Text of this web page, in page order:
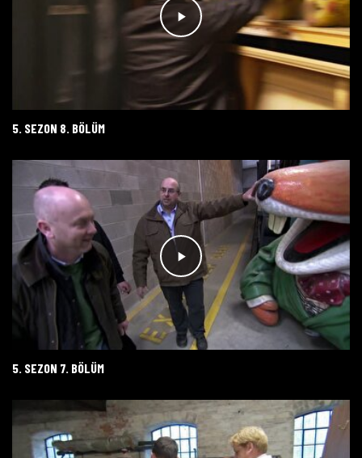
5. SEZON 8. BÖLÜM
5. SEZON 7. BÖLÜM